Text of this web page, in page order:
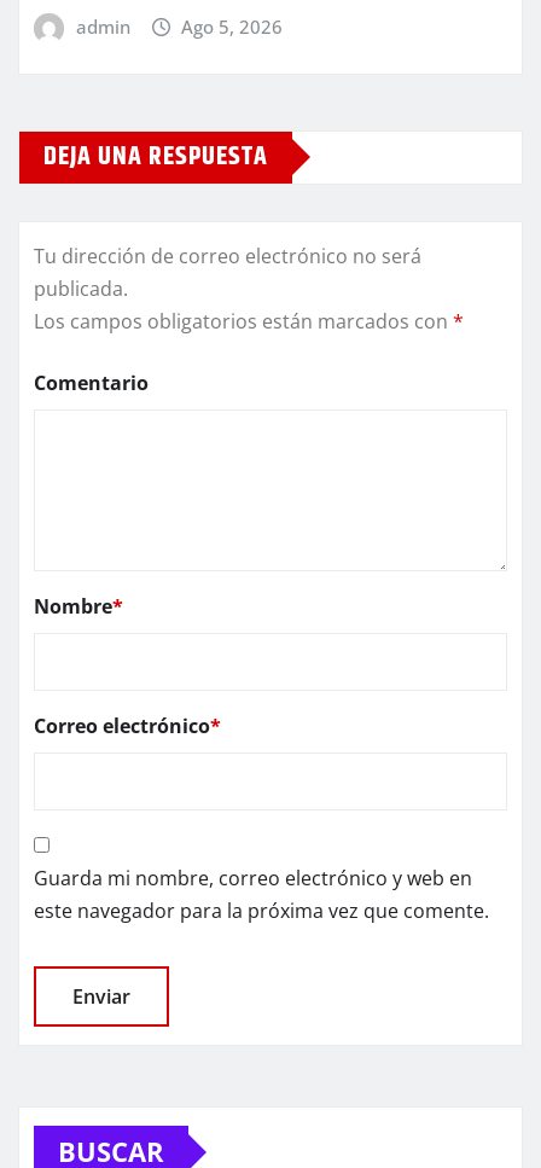
admin Ago 5, 2026
DEJA UNA RESPUESTA
Tu dirección de correo electrónico no será
publicada.
Los campos obligatorios están marcados con *
Comentario
Nombre*
Correo electrónico*
Guarda mi nombre, correo electrónico y web en
este navegador para la próxima vez que comente.
BUSCAR